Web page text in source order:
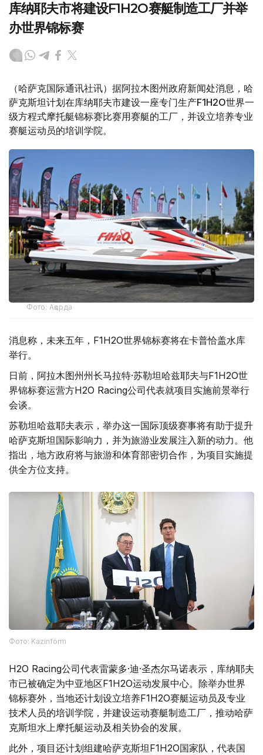
库纳耶夫市将建设F1H2O赛艇制造工厂并举
办世界锦标赛
（哈萨克国际通讯社讯）据阿拉木图州政府新闻处消息，哈
萨克斯坦计划在库纳耶夫市建设一座专门生产F1H2O世界一
级方程式摩托艇锦标赛比赛用赛艇的工厂，并设立培养专业
赛艇运动员的培训学院。
Фото: Ақорда
消息称，未来五年，F1H2O世界锦标赛将在卡普恰盖水库
举行。
日前，阿拉木图州州长马拉特·苏勒坦哈兹耶夫与F1H2O世
界锦标赛运营方H2O Racing公司代表就项目实施前景举行
会谈。
苏勒坦哈兹耶夫表示，举办这一国际顶级赛事将有助于提升
哈萨克斯坦国际影响力，并为旅游业发展注入新的动力。他
指出，地方政府将与旅游和体育部密切合作，为项目实施提
供全方位支持。
Фото: Kazinform
H2O Racing公司代表雷蒙多·迪·圣杰尔马诺表示，库纳耶夫
市已被确定为中亚地区F1H2O运动发展中心。除举办世界
锦标赛外，当地还计划设立培养F1H2O赛艇运动员及专业
技术人员的培训学院，并建设运动赛艇制造工厂，推动哈萨
克斯坦水上摩托艇运动及相关协会的发展。
此外，项目还计划组建哈萨克斯坦F1H2O国家队，代表国